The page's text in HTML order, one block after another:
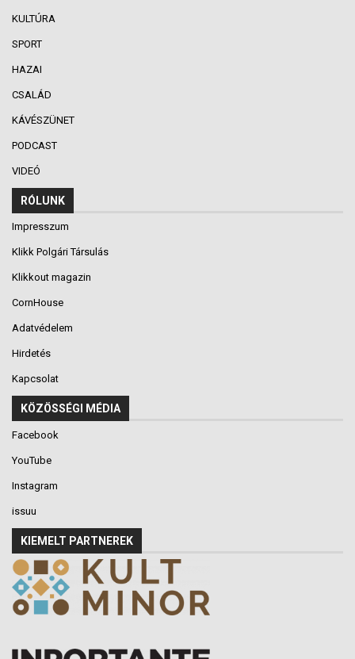
KULTÚRA
SPORT
HAZAI
CSALÁD
KÁVÉSZÜNET
PODCAST
VIDEÓ
RÓLUNK
Impresszum
Klikk Polgári Társulás
Klikkout magazin
CornHouse
Adatvédelem
Hirdetés
Kapcsolat
KÖZÖSSÉGI MÉDIA
Facebook
YouTube
Instagram
issuu
KIEMELT PARTNEREK